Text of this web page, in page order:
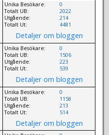
Unika Besökare:
Totalt UB:
Utgående:
Totalt Ut:
0
2022
214
4481
Detaljer om bloggen
Unika Besökare:
Totalt UB:
Utgående:
Totalt Ut:
0
1506
223
539
Detaljer om bloggen
Unika Besökare:
Totalt UB:
Utgående:
Totalt Ut:
0
1158
213
514
Detaljer om bloggen